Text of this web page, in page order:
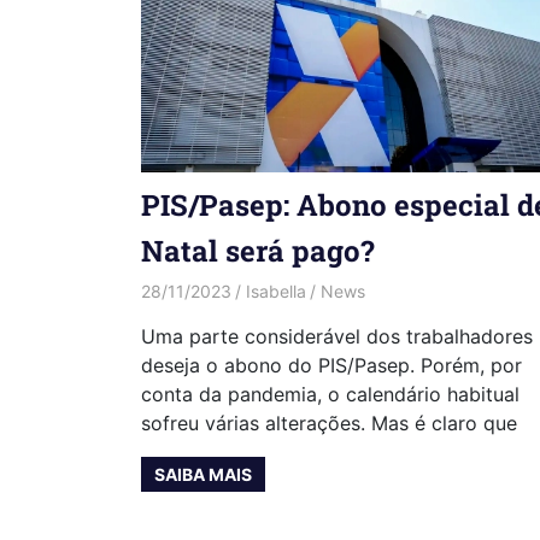
PIS/Pasep: Abono especial
Natal será pago?
28/11/2023 Isabella News
Uma parte considerável dos trabalhadores
deseja o abono do PIS/Pasep. Porém, por
conta da pandemia, o calendário habitual
sofreu várias alterações. Mas é claro que
SAIBA MAIS